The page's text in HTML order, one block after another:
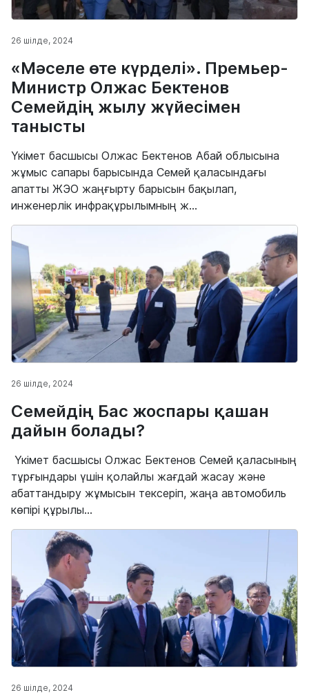
26 шілде, 2024
«Мәселе өте күрделі». Премьер-
Министр Олжас Бектенов
Семейдің жылу жүйесімен
танысты
Үкімет басшысы Олжас Бектенов Абай облысына
жұмыс сапары барысында Семей қаласындағы
апатты ЖЭО жаңғырту барысын бақылап,
инженерлік инфрақұрылымның ж...
26 шілде, 2024
Семейдің Бас жоспары қашан
дайын болады?
Үкімет басшысы Олжас Бектенов Семей қаласының
тұрғындары үшін қолайлы жағдай жасау және
абаттандыру жұмысын тексеріп, жаңа автомобиль
көпірі құрылы...
26 шілде, 2024